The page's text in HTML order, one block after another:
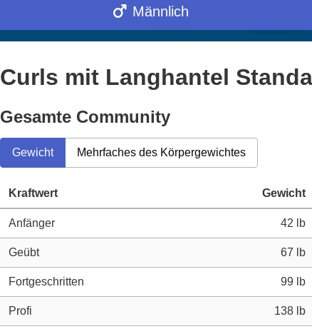
Männlich
Curls mit Langhantel
Gesamte Community
Gewicht Mehrfaches des Körpergewichtes
Kraftwert Gewicht
Anfänger 42 lb
Geübt 67 lb
Fortgeschritten 99 lb
Profi 138 lb